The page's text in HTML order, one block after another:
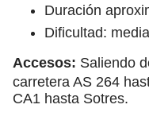
Duración
Dificultad: media
Accesos: Saliendo
carretera AS 264
CA1 hasta Sotres.